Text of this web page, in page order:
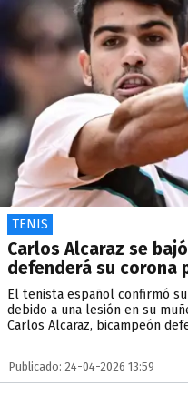
TENIS
Carlos Alcaraz se
defenderá su corona
El tenista español confirmó
debido a una lesión en su
Carlos Alcaraz, bicampeón
Publicado: 24-04-2026 13:59